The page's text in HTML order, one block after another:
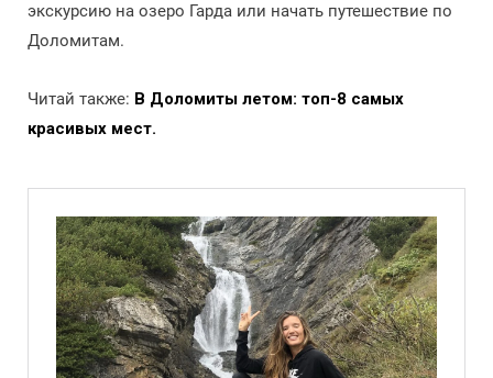
экскурсию на озеро Гарда или начать путешествие по
Доломитам.
Читай также: В Доломиты летом: топ-8 самых
красивых мест.